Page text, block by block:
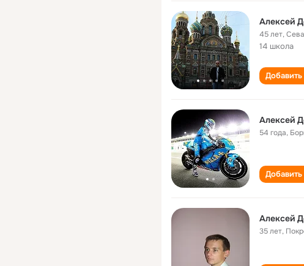
Алексей
45 лет,
14 школа
Алексей
54 года,
Алексей
35 лет,